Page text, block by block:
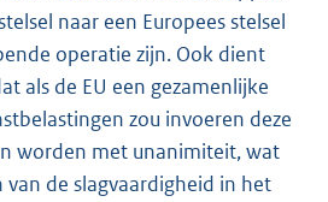
naar een Europees stelsel
operatie zijn. Ook dient
als de EU een gezamenlijke
zou invoeren deze
worden met unanimiteit, wat
de slagvaardigheid in het